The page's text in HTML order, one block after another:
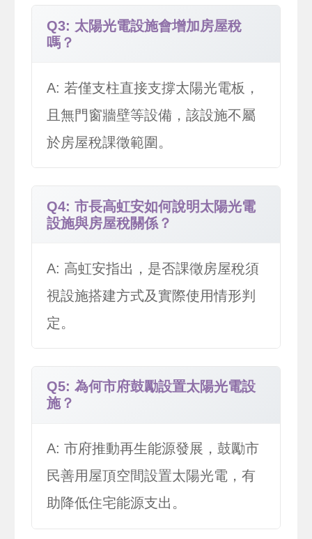
Q3: 太陽光電設施會增加房屋稅
嗎？
A: 若僅支柱直接支撐太陽光電板，
且無門窗牆壁等設備，該設施不屬
於房屋稅課徵範圍。
Q4: 市長高虹安如何說明太陽光電
設施與房屋稅關係？
A: 高虹安指出，是否課徵房屋稅須
視設施搭建方式及實際使用情形判
定。
Q5: 為何市府鼓勵設置太陽光電設
施？
A: 市府推動再生能源發展，鼓勵市
民善用屋頂空間設置太陽光電，有
助降低住宅能源支出。